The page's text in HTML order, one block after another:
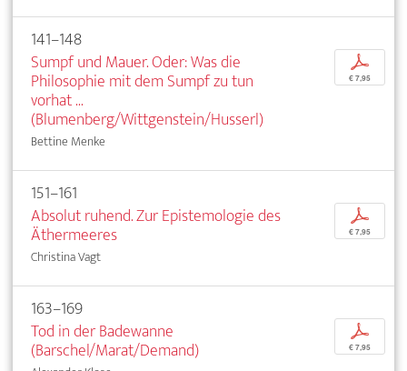
141–148
Sumpf und Mauer. Oder: Was die
Philosophie mit dem Sumpf zu tun
vorhat ...
(Blumenberg/Wittgenstein/Husserl)
Bettine Menke
p
€ 7,95
151–161
Absolut ruhend. Zur Epistemologie des
Äthermeeres
Christina Vagt
p
€ 7,95
163–169
Tod in der Badewanne
(Barschel/Marat/Demand)
p
€ 7,95